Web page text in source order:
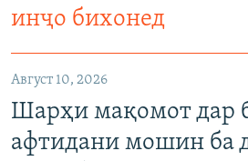
инҷо бихонед
Август 10, 2026
Шарҳи мақомот дар
афтидани мошин ба